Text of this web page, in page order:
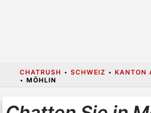
CHATRUSH • SCHWEIZ • KANTON
• MÖHLIN